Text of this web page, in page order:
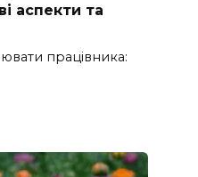
аспекти та
працівника: